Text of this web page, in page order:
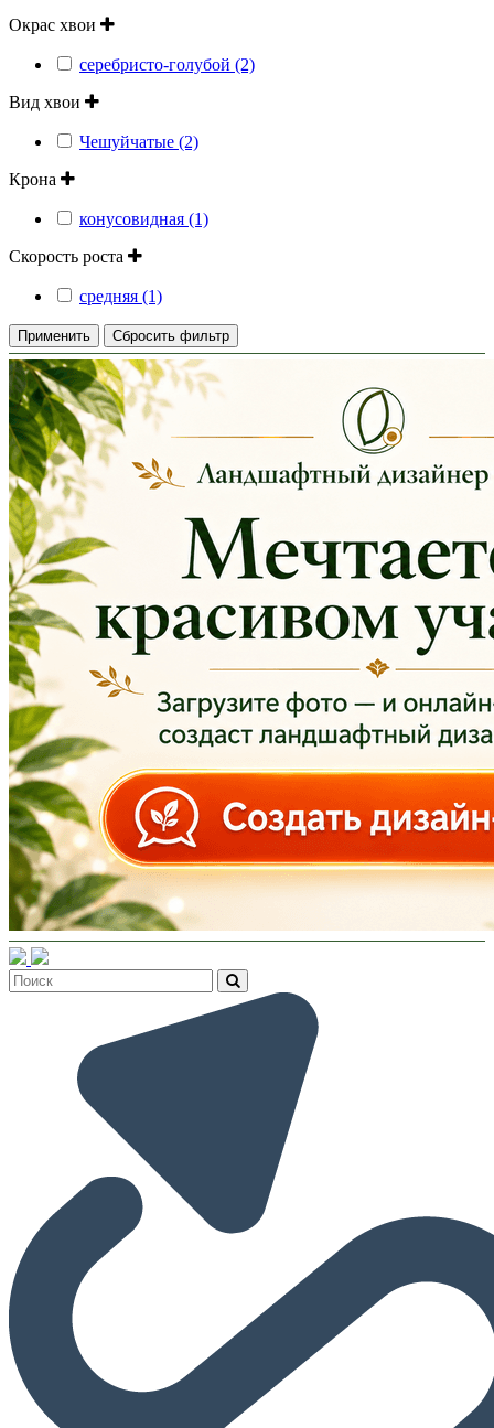
Окрас хвои
серебристо-голубой (2)
Вид хвои
Чешуйчатые (2)
Крона
конусовидная (1)
Скорость роста
средняя (1)
Применить Сбросить фильтр